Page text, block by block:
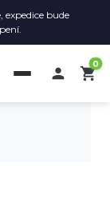
expedice bude
 shopping_cart
0